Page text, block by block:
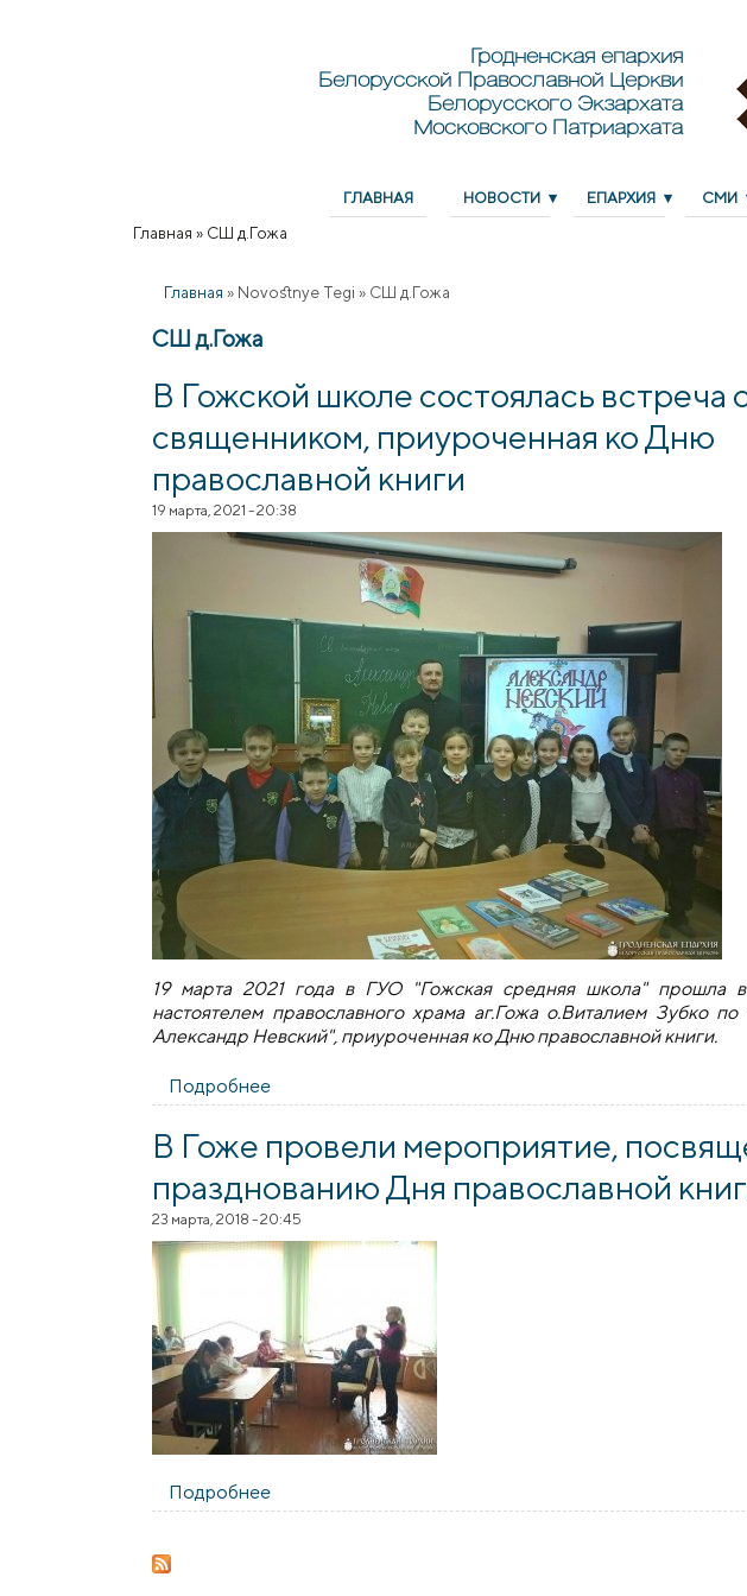
Гродненская епархия
Белорусской Православной Церкви
Белорусского Экзархата
Московского Патриархата
ГЛАВНАЯ НОВОСТИ ЕПАРХИЯ СМИ
Главная » СШ д.Гожа
Главная » Novostnye Tegi » СШ д.Гожа
СШ д.Гожа
В Гожской школе состоялась встреча
священником, приуроченная ко Дню
православной книги
19 марта, 2021 - 20:38
19 марта 2021 года в ГУО "Гожская средняя школа" прошла
настоятелем православного храма аг.Гожа о.Виталием Зубко
Александр Невский", приуроченная ко Дню православной книги.
Подробнее
В Гоже провели мероприятие,
празднованию Дня православной
23 марта, 2018 - 20:45
Подробнее